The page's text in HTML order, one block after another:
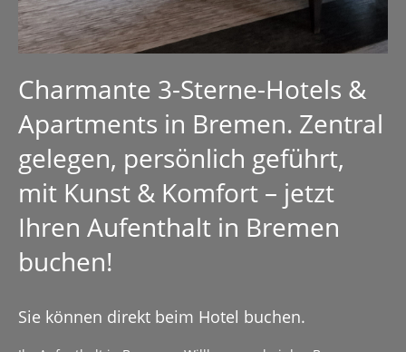
Charmante 3-Sterne-Hotels &
Apartments in Bremen. Zentral
gelegen, persönlich geführt,
mit Kunst & Komfort – jetzt
Ihren Aufenthalt in Bremen
buchen!
Sie können direkt beim Hotel buchen.